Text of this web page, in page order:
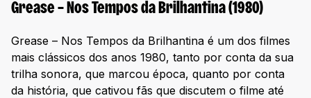
Grease – Nos Tempos da Brilhantina (1980)
Grease – Nos Tempos da Brilhantina é um dos filmes
mais clássicos dos anos 1980, tanto por conta da sua
trilha sonora, que marcou época, quanto por conta
da história, que cativou fãs que discutem o filme até